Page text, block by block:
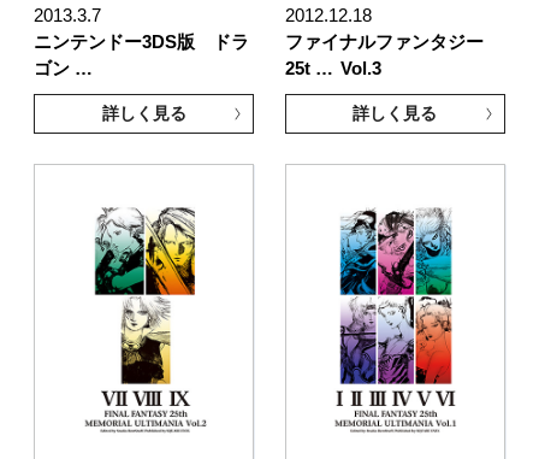
2013.3.7
ニンテンドー3DS版 ドラ
ゴン …
詳しく見る
2012.12.18
ファイナルファンタジー
25t … Vol.3
詳しく見る